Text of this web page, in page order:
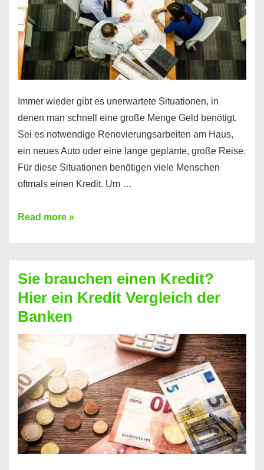
Immer wieder gibt es unerwartete Situationen, in
denen man schnell eine große Menge Geld benötigt.
Sei es notwendige Renovierungsarbeiten am Haus,
ein neues Auto oder eine lange geplante, große Reise.
Für diese Situationen benötigen viele Menschen
oftmals einen Kredit. Um …
Brauchen
Summe
Geld?
Hier
einen
10000
Euro
Kredit
finden
Read more »
Sie brauchen einen Kredit?
Hier ein Kredit Vergleich der
Banken